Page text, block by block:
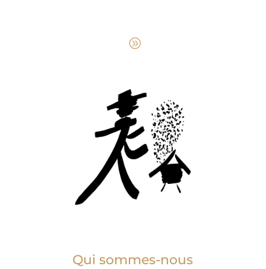
Qui sommes-nous